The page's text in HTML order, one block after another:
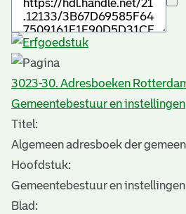
3023-30. Adresboeken
Gemeentebestuur en instellingen
Titel:
Algemeen adresboek der
Hoofdstuk:
Gemeentebestuur en instellingen
Blad: